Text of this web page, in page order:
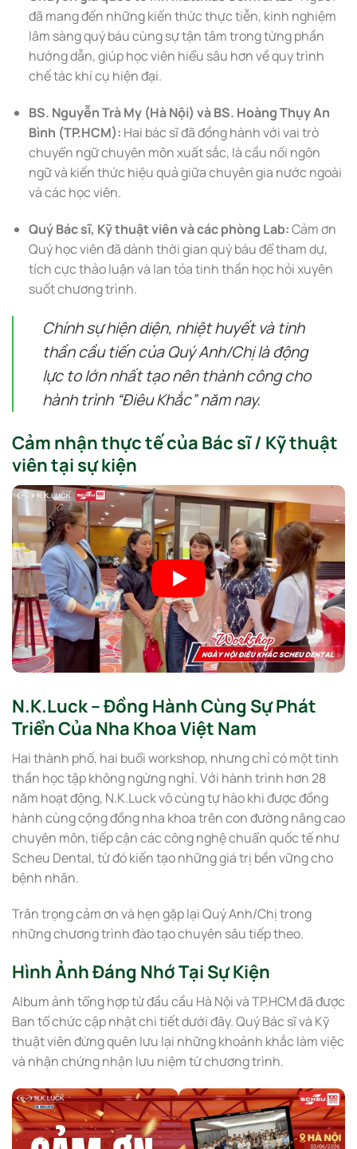
đã mang đến những kiến thức thực tiễn, kinh nghiệm
lâm sàng quý báu cùng sự tận tâm trong từng phần
hướng dẫn, giúp học viên hiểu sâu hơn về quy trình
chế tác khí cụ hiện đại.
BS. Nguyễn Trà My (Hà Nội) và BS. Hoàng Thụy An
Bình (TP.HCM): Hai bác sĩ đã đồng hành với vai trò
chuyển ngữ chuyên môn xuất sắc, là cầu nối ngôn
ngữ và kiến thức hiệu quả giữa chuyên gia nước ngoài
và các học viên.
Quý Bác sĩ, Kỹ thuật viên và các phòng Lab:Cảm ơn
Quý học viên đã dành thời gian quý báu để tham dự,
tích cực thảo luận và lan tỏa tinh thần học hỏi xuyên
suốt chương trình.
Chính sự hiện diện, nhiệt huyết và tinh
thần cầu tiến của Quý Anh/Chị là động
lực to lớn nhất tạo nên thành công cho
hành trình “Điêu Khắc” năm nay.
Cảm nhận thực tế của Bác sĩ / Kỹ thuật
viên tại sự kiện
N.K.Luck – Đồng Hành Cùng Sự Phát
Triển Của Nha Khoa Việt Nam
Hai thành phố, hai buổi workshop, nhưng chỉ có một tinh
thần học tập không ngừng nghỉ. Với hành trình hơn 28
năm hoạt động, N.K.Luck vô cùng tự hào khi được đồng
hành cùng cộng đồng nha khoa trên con đường nâng cao
chuyên môn, tiếp cận các công nghệ chuẩn quốc tế như
Scheu Dental, từ đó kiến tạo những giá trị bền vững cho
bệnh nhân.
Trân trọng cảm ơn và hẹn gặp lại Quý Anh/Chị trong
những chương trình đào tạo chuyên sâu tiếp theo.
Hình Ảnh Đáng Nhớ Tại Sự Kiện
Album ảnh tổng hợp từ đầu cầu Hà Nội và TP.HCM đã được
Ban tổ chức cập nhật chi tiết dưới đây. Quý Bác sĩ và Kỹ
thuật viên đừng quên lưu lại những khoảnh khắc làm việc
và nhận chứng nhận lưu niệm từ chương trình.